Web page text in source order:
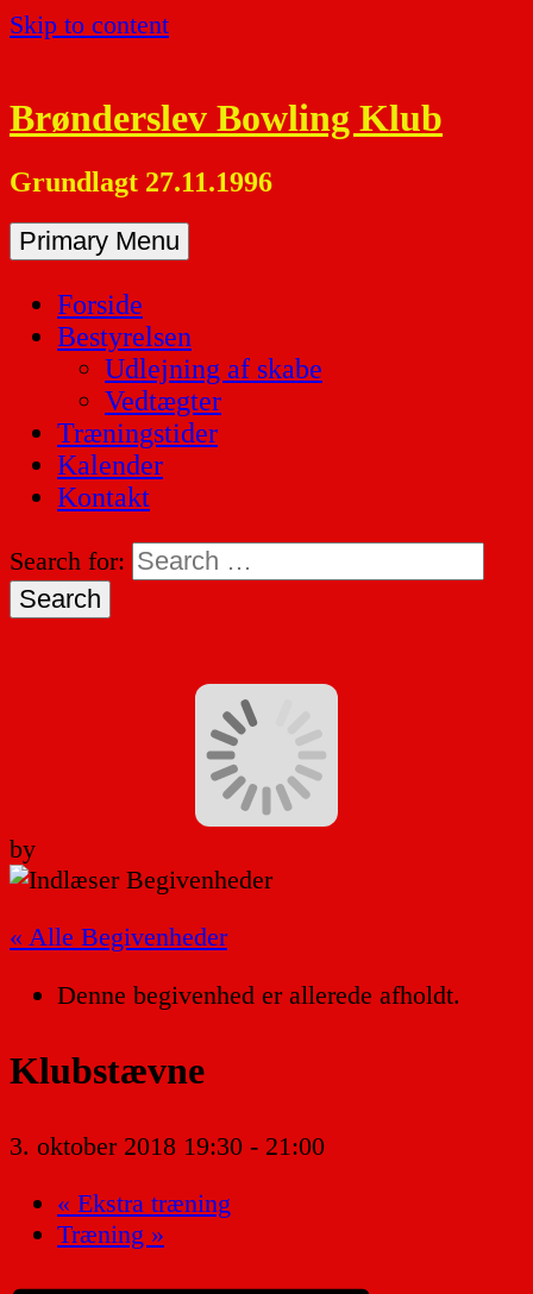
Skip to content
Brønderslev Bowling Klub
Grundlagt 27.11.1996
Primary Menu
Forside
Bestyrelsen
Udlejning af skabe
Vedtægter
Træningstider
Kalender
Kontakt
Search for:
by
« Alle Begivenheder
Denne begivenhed er allerede afholdt.
Klubstævne
3. oktober 2018 19:30 - 21:00
« Ekstra træning
Træning »